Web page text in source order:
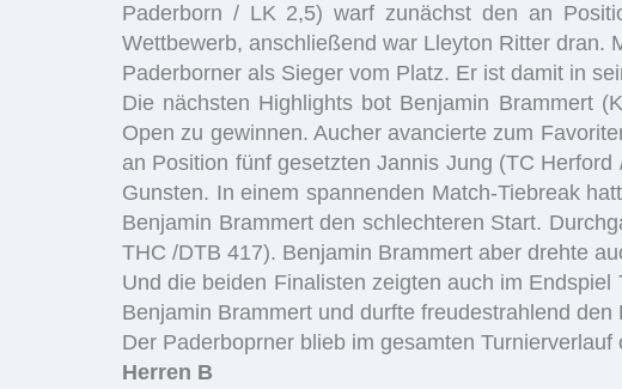
Paderborn / LK 2,5) warf zunächst den an
Wettbewerb, anschließend war Lleyton Ritter dran.
Paderborner als Sieger vom Platz. Er ist damit in
Die nächsten Highlights bot Benjamin Brammert
Open zu gewinnen. Aucher avancierte zum
an Position fünf gesetzten Jannis Jung (TC
Gunsten. In einem spannenden Match-Tiebreak
Benjamin Brammert den schlechteren Start.
THC /DTB 417). Benjamin Brammert aber drehte
Und die beiden Finalisten zeigten auch im
Benjamin Brammert und durfte freudestrahlend
Der Paderboprner blieb im gesamten
Herren B